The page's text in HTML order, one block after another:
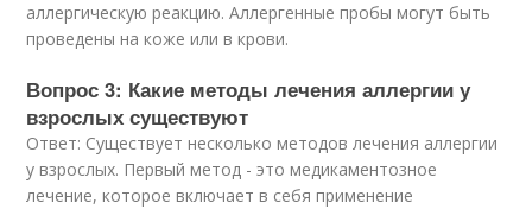
аллергическую реакцию. Аллергенные пробы могут быть
проведены на коже или в крови.
Вопрос 3: Какие методы лечения аллергии у
взрослых существуют
Ответ: Существует несколько методов лечения аллергии
у взрослых. Первый метод - это медикаментозное
лечение, которое включает в себя применение